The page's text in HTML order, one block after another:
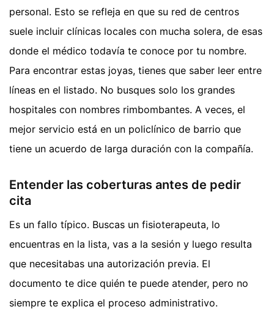
personal. Esto se refleja en que su red de centros
suele incluir clínicas locales con mucha solera, de esas
donde el médico todavía te conoce por tu nombre.
Para encontrar estas joyas, tienes que saber leer entre
líneas en el listado. No busques solo los grandes
hospitales con nombres rimbombantes. A veces, el
mejor servicio está en un policlínico de barrio que
tiene un acuerdo de larga duración con la compañía.
Entender las coberturas antes de pedir
cita
Es un fallo típico. Buscas un fisioterapeuta, lo
encuentras en la lista, vas a la sesión y luego resulta
que necesitabas una autorización previa. El
documento te dice quién te puede atender, pero no
siempre te explica el proceso administrativo.